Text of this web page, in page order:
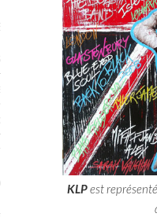
2015
PARISARTISTES # 2015
DON KLPest